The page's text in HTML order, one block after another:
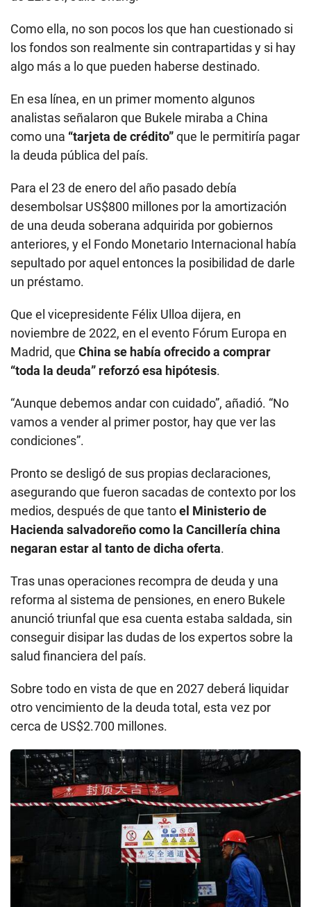
Como ella, no son pocos los que han cuestionado si
los fondos son realmente sin contrapartidas y si hay
algo más a lo que pueden haberse destinado.
En esa línea, en un primer momento algunos
analistas señalaron que Bukele miraba a China
como una “tarjeta de crédito”que le permitiría pagar
la deuda pública del país.
Para el 23 de enero del año pasado debía
desembolsar US$800 millones por la amortización
de una deuda soberana adquirida por gobiernos
anteriores, y el Fondo Monetario Internacional había
sepultado por aquel entonces la posibilidad de darle
un préstamo.
Que el vicepresidente Félix Ulloa dijera, en
noviembre de 2022, en el evento Fórum Europa en
Madrid, que China se había ofrecido a comprar
“toda la deuda” reforzó esa hipótesis.
“Aunque debemos andar con cuidado”, añadió. “No
vamos a vender al primer postor, hay que ver las
condiciones”.
Pronto se desligó de sus propias declaraciones,
asegurando que fueron sacadas de contexto por los
medios, después de que tantoel Ministerio de
Hacienda salvadoreño como la Cancillería china
negaran estar al tanto de dicha oferta.
Tras unas operaciones recompra de deuda y una
reforma al sistema de pensiones, en enero Bukele
anunció triunfal que esa cuenta estaba saldada, sin
conseguir disipar las dudas de los expertos sobre la
salud financiera del país.
Sobre todo en vista de que en 2027 deberá liquidar
otro vencimiento de la deuda total, esta vez por
cerca de US$2.700 millones.